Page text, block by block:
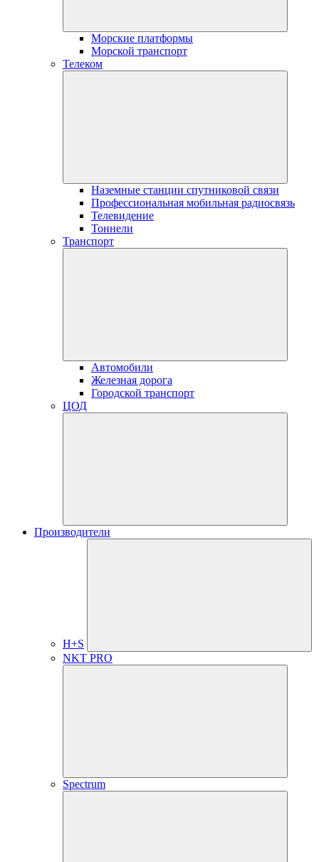
Морские платформы
Морской транспорт
Телеком
Наземные станции спутниковой связи
Профессиональная мобильная радиосвязь
Телевидение
Тоннели
Транспорт
Автомобили
Железная дорога
Городской транспорт
ЦОД
Производители
H+S
NKT PRO
Spectrum